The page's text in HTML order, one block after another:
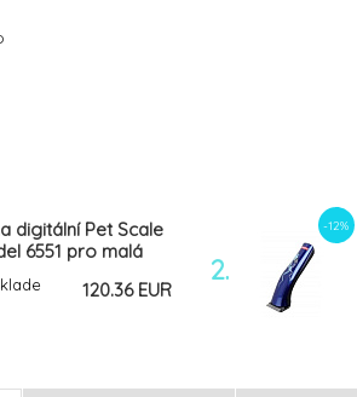
digitální Pet Scale
6551 pro malá
120.36 EUR
2.
-12%